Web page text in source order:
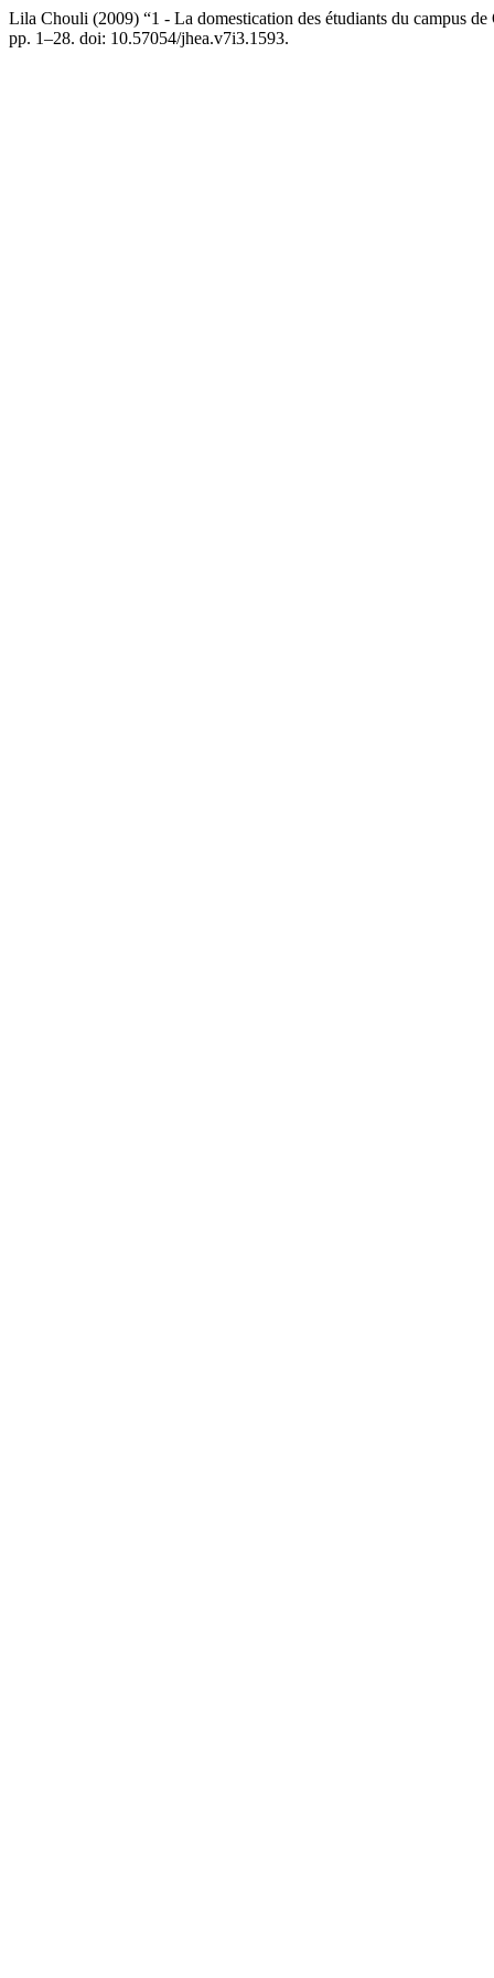
Lila Chouli (2009) “1 - La domestication des étudiants du campus
pp. 1–28. doi: 10.57054/jhea.v7i3.1593.